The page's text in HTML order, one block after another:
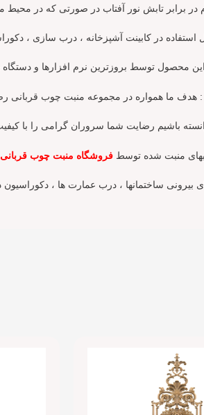
برابر تابش نور آفتاب در صورتی که در محیط
استفاده در کابینت آشپزخانه ، درب سازی ،
محصول توسط بروزترین نرم افزارها و دستگاه
ما همواره در مجموعه منبت چوب قربانی
باشیم رضایت شما سروران گرامی را با
منبت شده توسط فروشگاه منبت چوب قربانی
بیرونی ساختمانها ، درب عمارت ها ، دکوراسیون